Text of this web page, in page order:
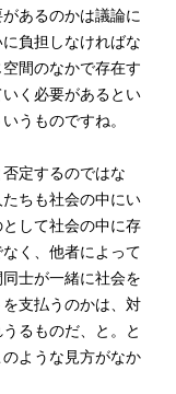
あるのかは議論に
負担しなければな
間のなかで存在す
く必要があるとい
うものですね。
定するのではな
ちも社会の中にい
して社会の中に存
く、他者によって
士が一緒に社会を
支払うのかは、対
るものだ、と。と
ような見方がなか